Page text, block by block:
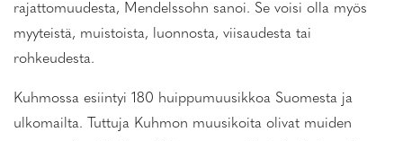
rajattomuudesta, Mendelssohn sanoi. Se voisi olla myös
myyteistä, muistoista, luonnosta, viisaudesta tai
rohkeudesta.
Kuhmossa esiintyi 180 huippumuusikkoa Suomesta ja
ulkomailta. Tuttuja Kuhmon muusikoita olivat muiden